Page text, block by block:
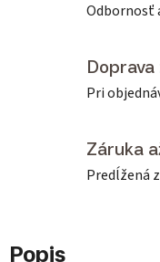
Odbornosť
Pri
Záruka
Predĺžená
Popis